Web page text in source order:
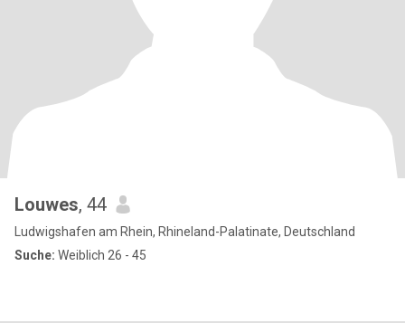
Louwes, 44
Ludwigshafen am Rhein, Rhineland-Palatinate, Deutschland
Suche: Weiblich 26 - 45